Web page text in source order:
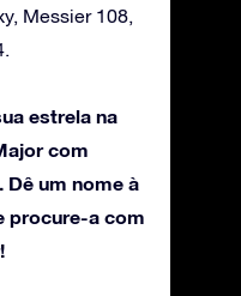
Messier 108,
estrela na
com
Dê um nome à
procure-a com